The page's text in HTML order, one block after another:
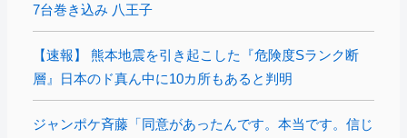
7台巻き込み 八王子
【速報】 熊本地震を引き起こした『危険度Sランク断
層』日本のド真ん中に10カ所もあると判明
ジャンポケ斉藤「同意があったんです。本当です。信じ